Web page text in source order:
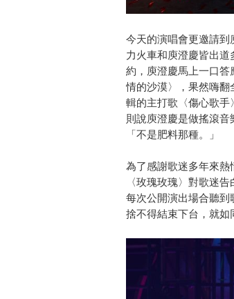
今天的演唱會更邀請到
力火車和庾澄慶皆出
約，庾澄慶馬上一口答
情的沙漠〉，果然嗨翻
輯的主打歌〈傷心歌手
則說庾澄慶是做搖滾音
「不是肥料那種。」
為了感謝歌迷多年來熱
〈玫瑰玫瑰〉對歌迷
每次公開演出場合聽到
捨不得結束下台，就如